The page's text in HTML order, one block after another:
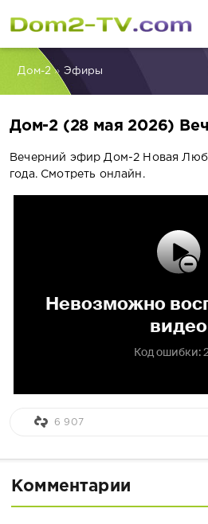
Дом-2» Эфиры
Дом-2 (28 мая 2026)
Вечерний эфир Дом-2 Новая
года. Смотреть онлайн.
6 907
Комментарии